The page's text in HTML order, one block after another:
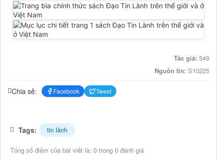
Tác giả: 549
Nguồn tin: S10225
Chia sẻ: Facebook Tweet
Tags: tin lành
Tổng số điểm của bài viết là: 0 trong 0 đánh giá